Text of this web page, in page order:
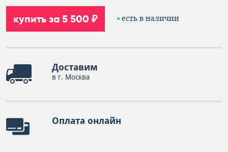
купить за 5 500 ₽ есть в наличии
Доставим
в г. Москва
Оплата онлайн